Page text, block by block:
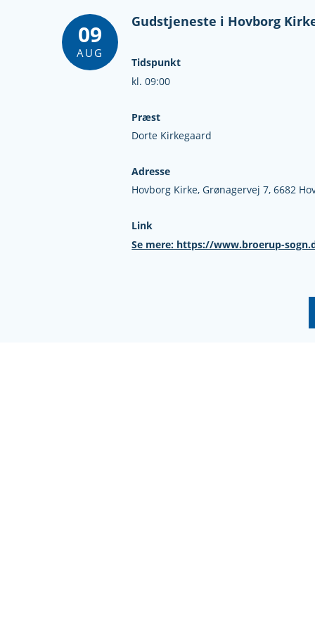
09
AUG
Gudstjeneste i Hovborg
Tidspunkt
kl. 09:00
Præst
Dorte Kirkegaard
Adresse
Hovborg Kirke,Grønagervej 7,6682
Link
Se mere: https://www.broerup-